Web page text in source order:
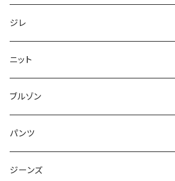
50/XL～
48/L
50/XL～
46/M
48/L
50/XL～
～44/S
46/M
48/L
50/XL～
ジレ
～44/S
46/M
48/L
50/XL～
ニット
～44/S
46/M
48/L
ブルゾン
～44/S
46/M
パンツ
～44/S
ジーンズ